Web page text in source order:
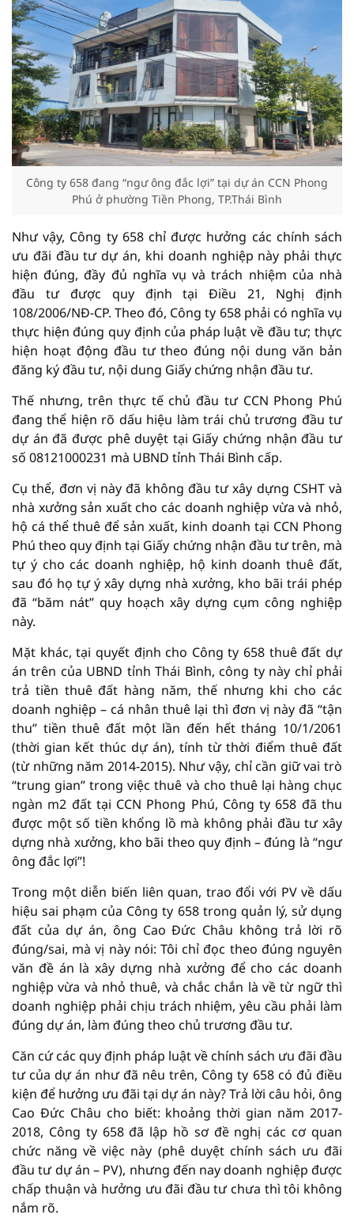
Công ty 658 đang “ngư ông đắc lợi” tại dự án CCN Phong
Phú ở phường Tiền Phong, TP.Thái Bình
Như vậy, Công ty 658 chỉ được hưởng các chính sách
ưu đãi đầu tư dự án, khi doanh nghiệp này phải thực
hiện đúng, đầy đủ nghĩa vụ và trách nhiệm của nhà
đầu tư được quy định tại Điều 21, Nghị định
108/2006/NĐ-CP. Theo đó, Công ty 658 phải có nghĩa vụ
thực hiện đúng quy định của pháp luật về đầu tư; thực
hiện hoạt động đầu tư theo đúng nội dung văn bản
đăng ký đầu tư, nội dung Giấy chứng nhận đầu tư.
Thế nhưng, trên thực tế chủ đầu tư CCN Phong Phú
đang thể hiện rõ dấu hiệu làm trái chủ trương đầu tư
dự án đã được phê duyệt tại Giấy chứng nhận đầu tư
số 08121000231 mà UBND tỉnh Thái Bình cấp.
Cụ thể, đơn vị này đã không đầu tư xây dựng CSHT và
nhà xưởng sản xuất cho các doanh nghiệp vừa và nhỏ,
hộ cá thể thuê để sản xuất, kinh doanh tại CCN Phong
Phú theo quy định tại Giấy chứng nhận đầu tư trên, mà
tự ý cho các doanh nghiệp, hộ kinh doanh thuê đất,
sau đó họ tự ý xây dựng nhà xưởng, kho bãi trái phép
đã “băm nát” quy hoạch xây dựng cụm công nghiệp
này.
Mặt khác, tại quyết định cho Công ty 658 thuê đất dự
án trên của UBND tỉnh Thái Bình, công ty này chỉ phải
trả tiền thuê đất hàng năm, thế nhưng khi cho các
doanh nghiệp – cá nhân thuê lại thì đơn vị này đã “tận
thu” tiền thuê đất một lần đến hết tháng 10/1/2061
(thời gian kết thúc dự án), tính từ thời điểm thuê đất
(từ những năm 2014-2015). Như vậy, chỉ cần giữ vai trò
“trung gian” trong việc thuê và cho thuê lại hàng chục
ngàn m2 đất tại CCN Phong Phú, Công ty 658 đã thu
được một số tiền khổng lồ mà không phải đầu tư xây
dựng nhà xưởng, kho bãi theo quy định – đúng là “ngư
ông đắc lợi”!
Trong một diễn biến liên quan, trao đổi với PV về dấu
hiệu sai phạm của Công ty 658 trong quản lý, sử dụng
đất của dự án, ông Cao Đức Châu không trả lời rõ
đúng/sai, mà vị này nói: Tôi chỉ đọc theo đúng nguyên
văn đề án là xây dựng nhà xưởng để cho các doanh
nghiệp vừa và nhỏ thuê, và chắc chắn là về từ ngữ thì
doanh nghiệp phải chịu trách nhiệm, yêu cầu phải làm
đúng dự án, làm đúng theo chủ trương đầu tư.
Căn cứ các quy định pháp luật về chính sách ưu đãi đầu
tư của dự án như đã nêu trên, Công ty 658 có đủ điều
kiện để hưởng ưu đãi tại dự án này? Trả lời câu hỏi, ông
Cao Đức Châu cho biết: khoảng thời gian năm 2017-
2018, Công ty 658 đã lập hồ sơ đề nghị các cơ quan
chức năng về việc này (phê duyệt chính sách ưu đãi
đầu tư dự án – PV), nhưng đến nay doanh nghiệp được
chấp thuận và hưởng ưu đãi đầu tư chưa thì tôi không
nắm rõ.